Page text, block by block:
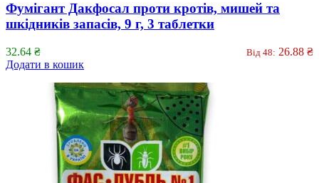
Фумігант Дакфосал проти кротів, мишей та
шкідників запасів, 9 г, 3 таблетки
32.64 ₴ Від 48: 26.88 ₴
Додати в кошик